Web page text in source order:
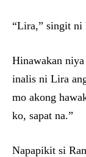
“Lira,” singit ni
Hinawakan
inalis ni Lira
mo akong
ko, sapat na.”
Napapikit si